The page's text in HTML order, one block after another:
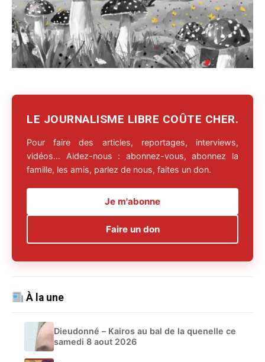
LE JOURNALISME LIBRE COÛTE CHER.
Pour faire des articles, reportages, interviews,
vidéos… Aidez-nous : abonnez-vous, abonnez la
famille, les amis, parlez de nous, faites un don.
Je m'abonne
Faire un don
À la une
Dieudonné – Kairos au bal de la quenelle ce
samedi 8 aout 2026